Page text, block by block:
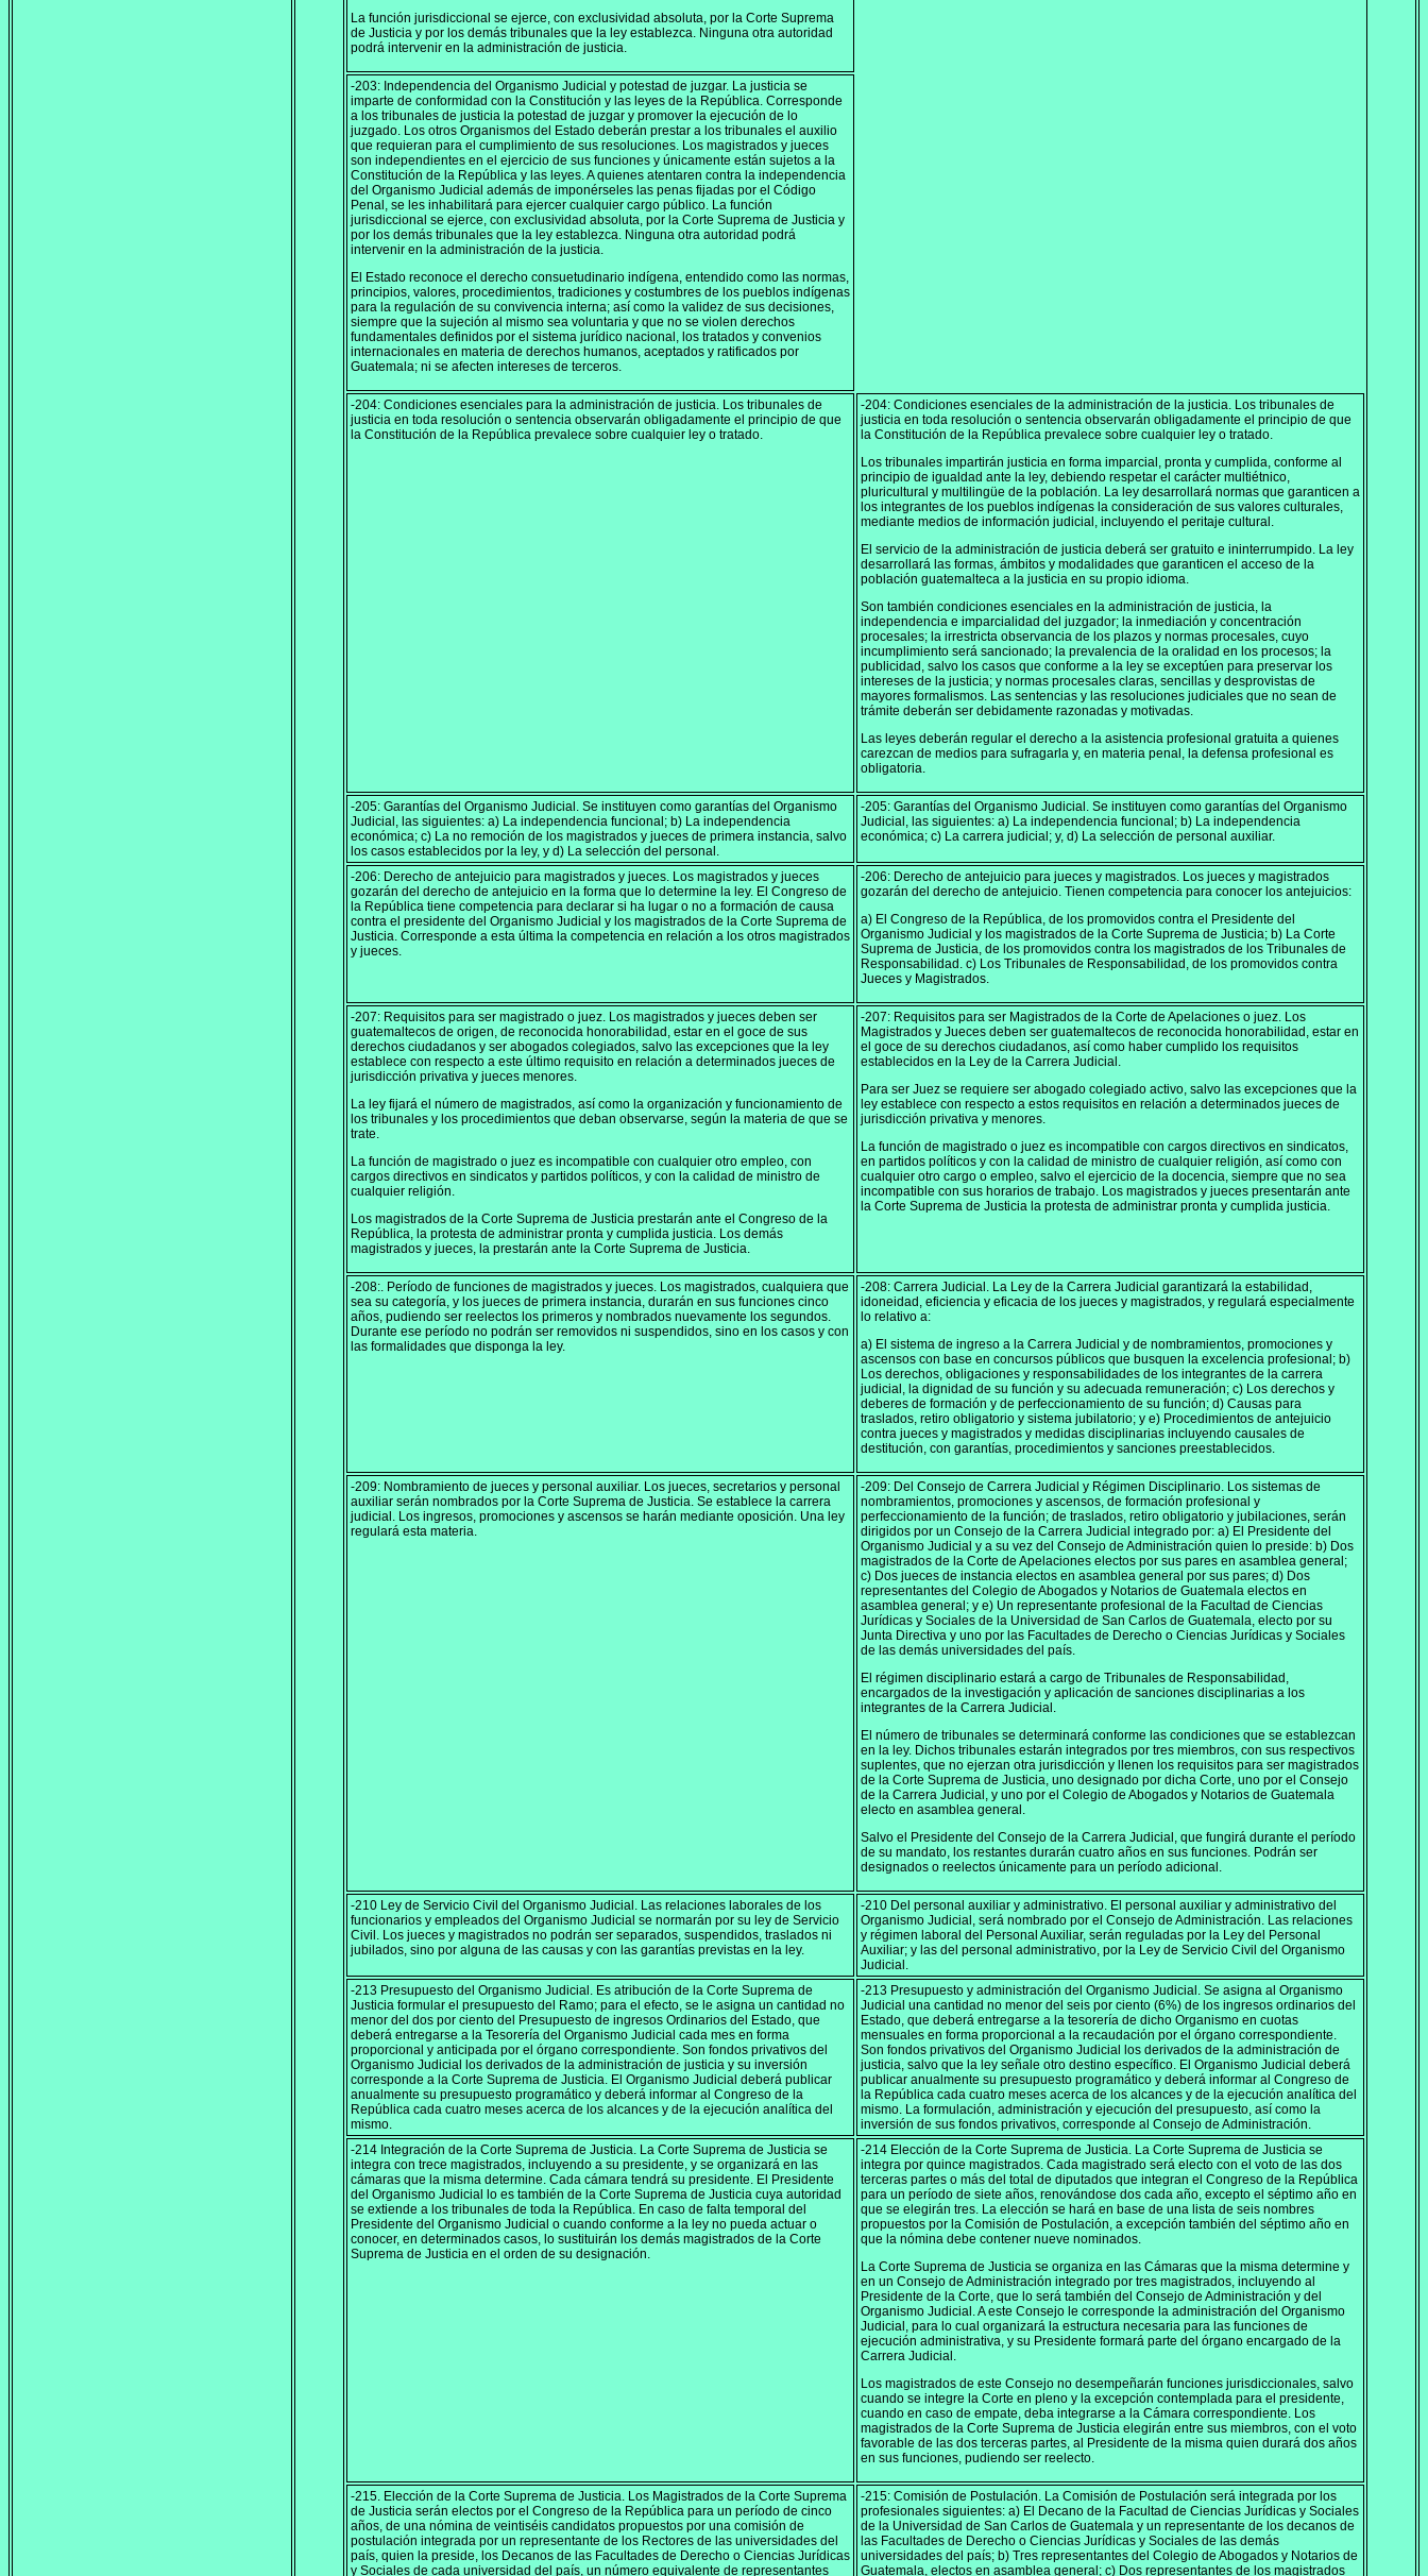
La función jurisdiccional se ejerce, con exclusividad absoluta, por la Corte Suprema
de Justicia y por los demás tribunales que la ley establezca. Ninguna otra autoridad
podrá intervenir en la administración de justicia.
-203: Independencia del Organismo Judicial y potestad de juzgar. La justicia se
imparte de conformidad con la Constitución y las leyes de la República. Corresponde
a los tribunales de justicia la potestad de juzgar y promover la ejecución de lo
juzgado. Los otros Organismos del Estado deberán prestar a los tribunales el auxilio
que requieran para el cumplimiento de sus resoluciones. Los magistrados y jueces
son independientes en el ejercicio de sus funciones y únicamente están sujetos a la
Constitución de la República y las leyes. A quienes atentaren contra la independencia
del Organismo Judicial además de imponérseles las penas fijadas por el Código
Penal, se les inhabilitará para ejercer cualquier cargo público. La función
jurisdiccional se ejerce, con exclusividad absoluta, por la Corte Suprema de Justicia y
por los demás tribunales que la ley establezca. Ninguna otra autoridad podrá
intervenir en la administración de la justicia.
El Estado reconoce el derecho consuetudinario indígena, entendido como las normas,
principios, valores, procedimientos, tradiciones y costumbres de los pueblos indígenas
para la regulación de su convivencia interna; así como la validez de sus decisiones,
siempre que la sujeción al mismo sea voluntaria y que no se violen derechos
fundamentales definidos por el sistema jurídico nacional, los tratados y convenios
internacionales en materia de derechos humanos, aceptados y ratificados por
Guatemala; ni se afecten intereses de terceros.
-204: Condiciones esenciales para la administración de justicia. Los tribunales de
justicia en toda resolución o sentencia observarán obligadamente el principio de que
la Constitución de la República prevalece sobre cualquier ley o tratado.
-204: Condiciones esenciales de la administración de la justicia. Los tribunales de
justicia en toda resolución o sentencia observarán obligadamente el principio de que
la Constitución de la República prevalece sobre cualquier ley o tratado.
Los tribunales impartirán justicia en forma imparcial, pronta y cumplida, conforme al
principio de igualdad ante la ley, debiendo respetar el carácter multiétnico,
pluricultural y multilingüe de la población. La ley desarrollará normas que garanticen a
los integrantes de los pueblos indígenas la consideración de sus valores culturales,
mediante medios de información judicial, incluyendo el peritaje cultural.
El servicio de la administración de justicia deberá ser gratuito e ininterrumpido. La ley
desarrollará las formas, ámbitos y modalidades que garanticen el acceso de la
población guatemalteca a la justicia en su propio idioma.
Son también condiciones esenciales en la administración de justicia, la
independencia e imparcialidad del juzgador; la inmediación y concentración
procesales; la irrestricta observancia de los plazos y normas procesales, cuyo
incumplimiento será sancionado; la prevalencia de la oralidad en los procesos; la
publicidad, salvo los casos que conforme a la ley se exceptúen para preservar los
intereses de la justicia; y normas procesales claras, sencillas y desprovistas de
mayores formalismos. Las sentencias y las resoluciones judiciales que no sean de
trámite deberán ser debidamente razonadas y motivadas.
Las leyes deberán regular el derecho a la asistencia profesional gratuita a quienes
carezcan de medios para sufragarla y, en materia penal, la defensa profesional es
obligatoria.
-205: Garantías del Organismo Judicial. Se instituyen como garantías del Organismo
Judicial, las siguientes: a) La independencia funcional; b) La independencia
económica; c) La no remoción de los magistrados y jueces de primera instancia, salvo
los casos establecidos por la ley, y d) La selección del personal.
-205: Garantías del Organismo Judicial. Se instituyen como garantías del Organismo
Judicial, las siguientes: a) La independencia funcional; b) La independencia
económica; c) La carrera judicial; y, d) La selección de personal auxiliar.
-206: Derecho de antejuicio para magistrados y jueces. Los magistrados y jueces
gozarán del derecho de antejuicio en la forma que lo determine la ley. El Congreso de
la República tiene competencia para declarar si ha lugar o no a formación de causa
contra el presidente del Organismo Judicial y los magistrados de la Corte Suprema de
Justicia. Corresponde a esta última la competencia en relación a los otros magistrados
y jueces.
-206: Derecho de antejuicio para jueces y magistrados. Los jueces y magistrados
gozarán del derecho de antejuicio. Tienen competencia para conocer los antejuicios:
a) El Congreso de la República, de los promovidos contra el Presidente del
Organismo Judicial y los magistrados de la Corte Suprema de Justicia; b) La Corte
Suprema de Justicia, de los promovidos contra los magistrados de los Tribunales de
Responsabilidad. c) Los Tribunales de Responsabilidad, de los promovidos contra
Jueces y Magistrados.
-207: Requisitos para ser magistrado o juez. Los magistrados y jueces deben ser
guatemaltecos de origen, de reconocida honorabilidad, estar en el goce de sus
derechos ciudadanos y ser abogados colegiados, salvo las excepciones que la ley
establece con respecto a este último requisito en relación a determinados jueces de
jurisdicción privativa y jueces menores.
La ley fijará el número de magistrados, así como la organización y funcionamiento de
los tribunales y los procedimientos que deban observarse, según la materia de que se
trate.
La función de magistrado o juez es incompatible con cualquier otro empleo, con
cargos directivos en sindicatos y partidos políticos, y con la calidad de ministro de
cualquier religión.
Los magistrados de la Corte Suprema de Justicia prestarán ante el Congreso de la
República, la protesta de administrar pronta y cumplida justicia. Los demás
magistrados y jueces, la prestarán ante la Corte Suprema de Justicia.
-207: Requisitos para ser Magistrados de la Corte de Apelaciones o juez. Los
Magistrados y Jueces deben ser guatemaltecos de reconocida honorabilidad, estar en
el goce de su derechos ciudadanos, así como haber cumplido los requisitos
establecidos en la Ley de la Carrera Judicial.
Para ser Juez se requiere ser abogado colegiado activo, salvo las excepciones que la
ley establece con respecto a estos requisitos en relación a determinados jueces de
jurisdicción privativa y menores.
La función de magistrado o juez es incompatible con cargos directivos en sindicatos,
en partidos políticos y con la calidad de ministro de cualquier religión, así como con
cualquier otro cargo o empleo, salvo el ejercicio de la docencia, siempre que no sea
incompatible con sus horarios de trabajo. Los magistrados y jueces presentarán ante
la Corte Suprema de Justicia la protesta de administrar pronta y cumplida justicia.
-208:. Período de funciones de magistrados y jueces. Los magistrados, cualquiera que
sea su categoría, y los jueces de primera instancia, durarán en sus funciones cinco
años, pudiendo ser reelectos los primeros y nombrados nuevamente los segundos.
Durante ese período no podrán ser removidos ni suspendidos, sino en los casos y con
las formalidades que disponga la ley.
-208: Carrera Judicial. La Ley de la Carrera Judicial garantizará la estabilidad,
idoneidad, eficiencia y eficacia de los jueces y magistrados, y regulará especialmente
lo relativo a:
a) El sistema de ingreso a la Carrera Judicial y de nombramientos, promociones y
ascensos con base en concursos públicos que busquen la excelencia profesional; b)
Los derechos, obligaciones y responsabilidades de los integrantes de la carrera
judicial, la dignidad de su función y su adecuada remuneración; c) Los derechos y
deberes de formación y de perfeccionamiento de su función; d) Causas para
traslados, retiro obligatorio y sistema jubilatorio; y e) Procedimientos de antejuicio
contra jueces y magistrados y medidas disciplinarias incluyendo causales de
destitución, con garantías, procedimientos y sanciones preestablecidos.
-209: Nombramiento de jueces y personal auxiliar. Los jueces, secretarios y personal
auxiliar serán nombrados por la Corte Suprema de Justicia. Se establece la carrera
judicial. Los ingresos, promociones y ascensos se harán mediante oposición. Una ley
regulará esta materia.
-209: Del Consejo de Carrera Judicial y Régimen Disciplinario. Los sistemas de
nombramientos, promociones y ascensos, de formación profesional y
perfeccionamiento de la función; de traslados, retiro obligatorio y jubilaciones, serán
dirigidos por un Consejo de la Carrera Judicial integrado por: a) El Presidente del
Organismo Judicial y a su vez del Consejo de Administración quien lo preside: b) Dos
magistrados de la Corte de Apelaciones electos por sus pares en asamblea general;
c) Dos jueces de instancia electos en asamblea general por sus pares; d) Dos
representantes del Colegio de Abogados y Notarios de Guatemala electos en
asamblea general; y e) Un representante profesional de la Facultad de Ciencias
Jurídicas y Sociales de la Universidad de San Carlos de Guatemala, electo por su
Junta Directiva y uno por las Facultades de Derecho o Ciencias Jurídicas y Sociales
de las demás universidades del país.
El régimen disciplinario estará a cargo de Tribunales de Responsabilidad,
encargados de la investigación y aplicación de sanciones disciplinarias a los
integrantes de la Carrera Judicial.
El número de tribunales se determinará conforme las condiciones que se establezcan
en la ley. Dichos tribunales estarán integrados por tres miembros, con sus respectivos
suplentes, que no ejerzan otra jurisdicción y llenen los requisitos para ser magistrados
de la Corte Suprema de Justicia, uno designado por dicha Corte, uno por el Consejo
de la Carrera Judicial, y uno por el Colegio de Abogados y Notarios de Guatemala
electo en asamblea general.
Salvo el Presidente del Consejo de la Carrera Judicial, que fungirá durante el período
de su mandato, los restantes durarán cuatro años en sus funciones. Podrán ser
designados o reelectos únicamente para un período adicional.
-210 Ley de Servicio Civil del Organismo Judicial. Las relaciones laborales de los
funcionarios y empleados del Organismo Judicial se normarán por su ley de Servicio
Civil. Los jueces y magistrados no podrán ser separados, suspendidos, traslados ni
jubilados, sino por alguna de las causas y con las garantías previstas en la ley.
-210 Del personal auxiliar y administrativo. El personal auxiliar y administrativo del
Organismo Judicial, será nombrado por el Consejo de Administración. Las relaciones
y régimen laboral del Personal Auxiliar, serán reguladas por la Ley del Personal
Auxiliar; y las del personal administrativo, por la Ley de Servicio Civil del Organismo
Judicial.
-213 Presupuesto del Organismo Judicial. Es atribución de la Corte Suprema de
Justicia formular el presupuesto del Ramo; para el efecto, se le asigna un cantidad no
menor del dos por ciento del Presupuesto de ingresos Ordinarios del Estado, que
deberá entregarse a la Tesorería del Organismo Judicial cada mes en forma
proporcional y anticipada por el órgano correspondiente. Son fondos privativos del
Organismo Judicial los derivados de la administración de justicia y su inversión
corresponde a la Corte Suprema de Justicia. El Organismo Judicial deberá publicar
anualmente su presupuesto programático y deberá informar al Congreso de la
República cada cuatro meses acerca de los alcances y de la ejecución analítica del
mismo.
-213 Presupuesto y administración del Organismo Judicial. Se asigna al Organismo
Judicial una cantidad no menor del seis por ciento (6%) de los ingresos ordinarios del
Estado, que deberá entregarse a la tesorería de dicho Organismo en cuotas
mensuales en forma proporcional a la recaudación por el órgano correspondiente.
Son fondos privativos del Organismo Judicial los derivados de la administración de
justicia, salvo que la ley señale otro destino específico. El Organismo Judicial deberá
publicar anualmente su presupuesto programático y deberá informar al Congreso de
la República cada cuatro meses acerca de los alcances y de la ejecución analítica del
mismo. La formulación, administración y ejecución del presupuesto, así como la
inversión de sus fondos privativos, corresponde al Consejo de Administración.
-214 Integración de la Corte Suprema de Justicia. La Corte Suprema de Justicia se
integra con trece magistrados, incluyendo a su presidente, y se organizará en las
cámaras que la misma determine. Cada cámara tendrá su presidente. El Presidente
del Organismo Judicial lo es también de la Corte Suprema de Justicia cuya autoridad
se extiende a los tribunales de toda la República. En caso de falta temporal del
Presidente del Organismo Judicial o cuando conforme a la ley no pueda actuar o
conocer, en determinados casos, lo sustituirán los demás magistrados de la Corte
Suprema de Justicia en el orden de su designación.
-214 Elección de la Corte Suprema de Justicia. La Corte Suprema de Justicia se
integra por quince magistrados. Cada magistrado será electo con el voto de las dos
terceras partes o más del total de diputados que integran el Congreso de la República
para un período de siete años, renovándose dos cada año, excepto el séptimo año en
que se elegirán tres. La elección se hará en base de una lista de seis nombres
propuestos por la Comisión de Postulación, a excepción también del séptimo año en
que la nómina debe contener nueve nominados.
La Corte Suprema de Justicia se organiza en las Cámaras que la misma determine y
en un Consejo de Administración integrado por tres magistrados, incluyendo al
Presidente de la Corte, que lo será también del Consejo de Administración y del
Organismo Judicial. A este Consejo le corresponde la administración del Organismo
Judicial, para lo cual organizará la estructura necesaria para las funciones de
ejecución administrativa, y su Presidente formará parte del órgano encargado de la
Carrera Judicial.
Los magistrados de este Consejo no desempeñarán funciones jurisdiccionales, salvo
cuando se integre la Corte en pleno y la excepción contemplada para el presidente,
cuando en caso de empate, deba integrarse a la Cámara correspondiente. Los
magistrados de la Corte Suprema de Justicia elegirán entre sus miembros, con el voto
favorable de las dos terceras partes, al Presidente de la misma quien durará dos años
en sus funciones, pudiendo ser reelecto.
-215. Elección de la Corte Suprema de Justicia. Los Magistrados de la Corte Suprema
de Justicia serán electos por el Congreso de la República para un período de cinco
años, de una nómina de veintiséis candidatos propuestos por una comisión de
postulación integrada por un representante de los Rectores de las universidades del
país, quien la preside, los Decanos de las Facultades de Derecho o Ciencias Jurídicas
y Sociales de cada universidad del país, un número equivalente de representantes
-215: Comisión de Postulación. La Comisión de Postulación será integrada por los
profesionales siguientes: a) El Decano de la Facultad de Ciencias Jurídicas y Sociales
de la Universidad de San Carlos de Guatemala y un representante de los decanos de
las Facultades de Derecho o Ciencias Jurídicas y Sociales de las demás
universidades del país; b) Tres representantes del Colegio de Abogados y Notarios de
Guatemala, electos en asamblea general; c) Dos representantes de los magistrados